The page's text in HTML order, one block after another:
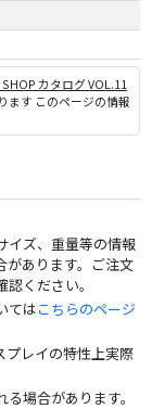
カタログ VOL.11
ます このページの情報
イズ、重量等の情報
があります。ご注文
ください。
てはこちらのページ
プレイの特性上実際
場合があります。